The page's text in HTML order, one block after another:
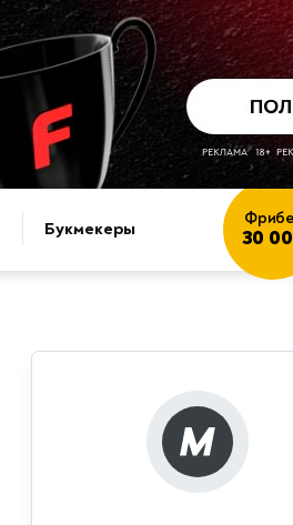
Букмекеры Играть